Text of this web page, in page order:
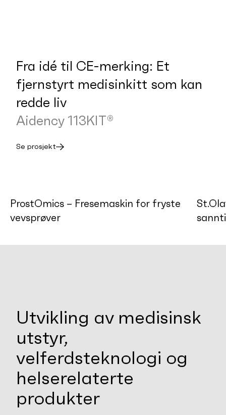
Fra idé til CE-merking: Et
fjernstyrt medisinkitt som kan
redde liv
Aidency 113KIT®
Se prosjekt
ProstOmics – Fresemaskin for fryste
vevsprøver
Utvikling av medisinsk
utstyr,
velferdsteknologi og
helserelaterte
produkter